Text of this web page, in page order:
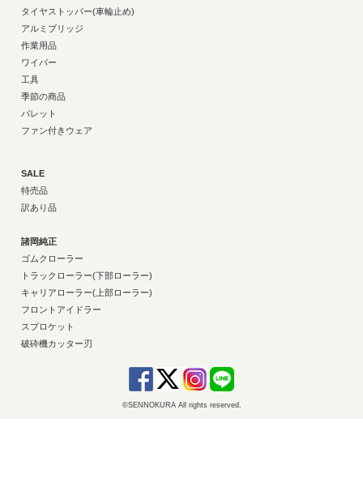
タイヤストッパー(車輪止め)
アルミブリッジ
作業用品
ワイパー
工具
季節の商品
パレット
ファン付きウェア
SALE
特売品
訳あり品
諸岡純正
ゴムクローラー
トラックローラー(下部ローラー)
キャリアローラー(上部ローラー)
フロントアイドラー
スプロケット
破砕機カッター刃
©SENNOKURA All rights reserved.